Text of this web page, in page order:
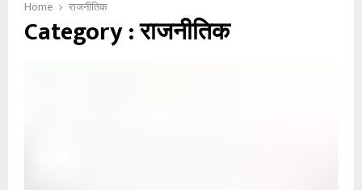
Home राजनीतिक
Category : राजनीतिक